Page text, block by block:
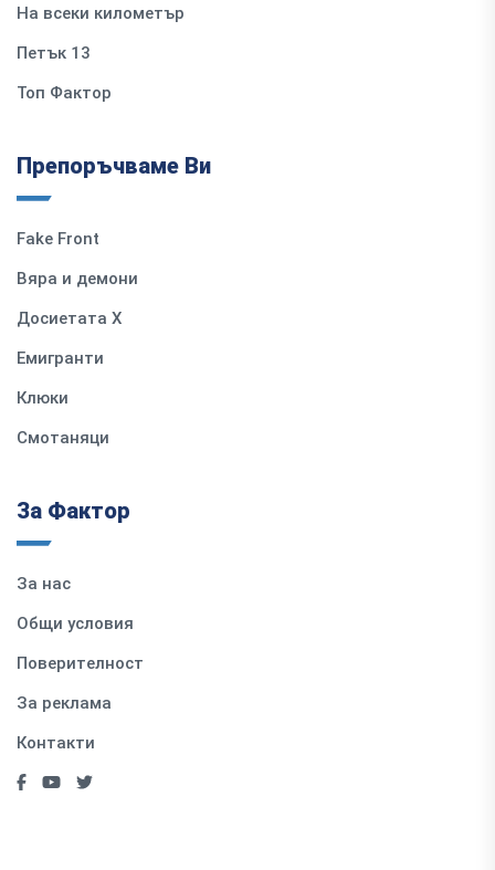
На всеки километър
Петък 13
Топ Фактор
Препоръчваме Ви
Fake Front
Вяра и демони
Досиетата Х
Емигранти
Клюки
Смотаняци
За Фактор
За нас
Общи условия
Поверителност
За реклама
Контакти